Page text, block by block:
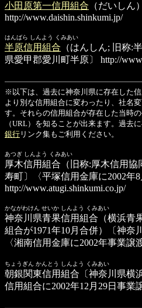
小田原第一信用組合 （だいしん
http://www.daishin.shinkumi.jp/
はんばら しんよう くみあい
半原信用組合 （はんしん; 旧称:
県愛甲郡愛川町半原〕
http://
※以下は、過去に神奈川県に存在した
より別な信用組合に変わったり、社名
す。それらの信用組合が存在した当時
（URL）を知ることが出来ます。過去
銀行 リンク集もご利用ください。
あつぎ しんよう くみあい
厚木信用組合 （旧称:厚木信用
寿町〕〈平塚信用金庫に2002年8
http://www.atugi.shinkumi.co.jp/
かながわけん せいか しんよう くみあい
神奈川県青果信用組合 （横浜青
組合が1971年10月合併）〔神奈
〈湘南信用金庫に2002年事業譲
ちょうぎん かんとう しんよう くみあい
朝銀関東信用組合 〔神奈川県横
信用組合に2002年12月29日事業